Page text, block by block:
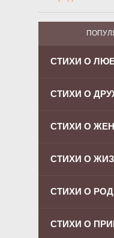
СТИХИ О
СТИХИ О
СТИХИ О
СТИХИ О
СТИХИ О
СТИХИ О